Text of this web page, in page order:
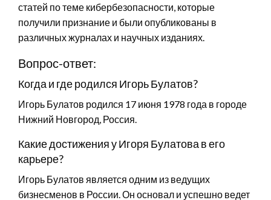
статей по теме кибербезопасности, которые
получили признание и были опубликованы в
различных журналах и научных изданиях.
Вопрос-ответ:
Когда и где родился Игорь Булатов?
Игорь Булатов родился 17 июня 1978 года в городе
Нижний Новгород, Россия.
Какие достижения у Игоря Булатова в его
карьере?
Игорь Булатов является одним из ведущих
бизнесменов в России. Он основал и успешно ведет